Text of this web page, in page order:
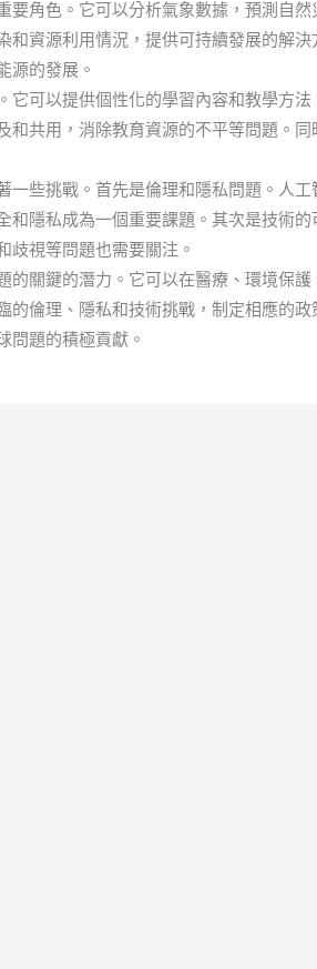
要角色。它可以分析氣象數據，預測自
和資源利用情況，提供可持續發展的解
源的發展。
它可以提供個性化的學習內容和教學方
和共用，消除教育資源的不平等問題。
一些挑戰。首先是倫理和隱私問題。人
和隱私成為一個重要課題。其次是技術
歧視等問題也需要關注。
的關鍵的潛力。它可以在醫療、環境保
的倫理、隱私和技術挑戰，制定相應的
問題的積極貢獻。